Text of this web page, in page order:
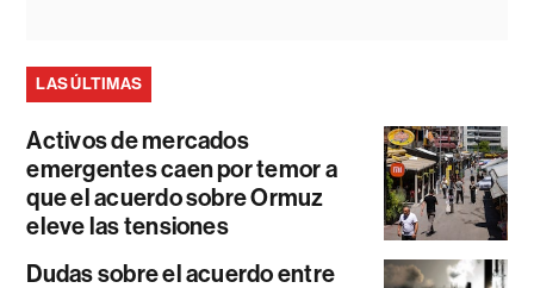
LAS ÚLTIMAS
Activos de mercados
emergentes caen por temor a
que el acuerdo sobre Ormuz
eleve las tensiones
Dudas sobre el acuerdo entre